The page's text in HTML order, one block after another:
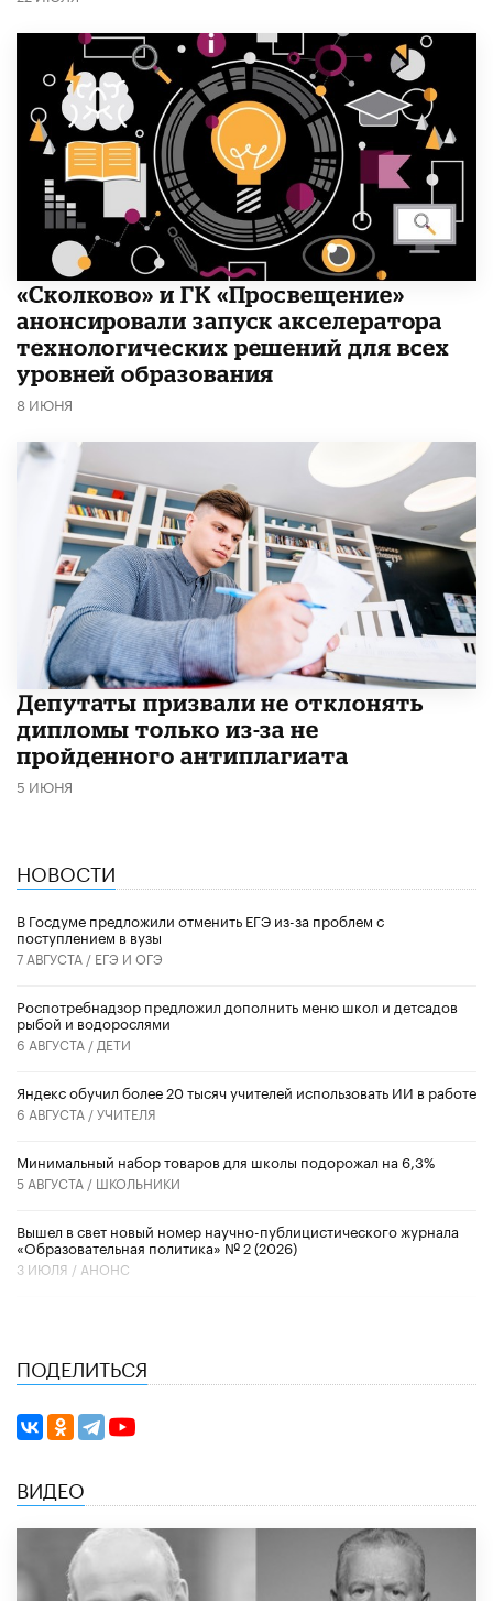
«Сколково» и ГК «Просвещение»
анонсировали запуск акселератора
технологических решений для всех
уровней образования
8 ИЮНЯ
Депутаты призвали не отклонять
дипломы только из-за не
пройденного антиплагиата
5 ИЮНЯ
НОВОСТИ
В Госдуме предложили отменить ЕГЭ из-за проблем с
поступлением в вузы
7 АВГУСТА / ЕГЭ И ОГЭ
Роспотребнадзор предложил дополнить меню школ и детсадов
рыбой и водорослями
6 АВГУСТА / ДЕТИ
​Яндекс обучил более 20 тысяч учителей использовать ИИ в работе
6 АВГУСТА /УЧИТЕЛЯ
Минимальный набор товаров для школы подорожал на 6,3%
5 АВГУСТА / ШКОЛЬНИКИ
Вышел в свет новый номер научно-публицистического журнала
«Образовательная политика» № 2 (2026)
3 ИЮЛЯ / АНОНС
ПОДЕЛИТЬСЯ
ВИДЕО